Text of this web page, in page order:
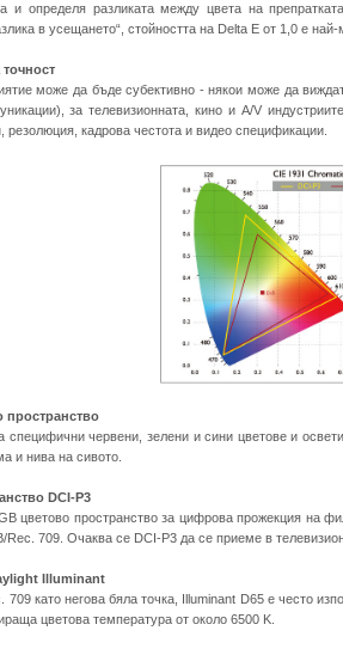
и определя разликата между цвета на
в усещането“, стойността на Delta E от 1,0 е
може да бъде субективно - някои може да
за телевизионната, кино и A/V
резолюция, кадрова честота и видео спецификации.
пространство
специфични червени, зелени и сини цветове и
и нива на сивото.
DCI-P3
цветово пространство за цифрова прожекция на
Rec. 709. Очаква се DCI-P3 да се приеме в
Illuminant
709 като негова бяла точка, Illuminant D65 е често
цветова температура от около 6500 K.